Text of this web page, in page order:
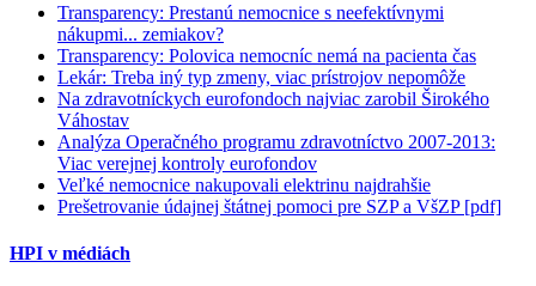
Transparency: Prestanú nemocnice s neefektívnymi
nákupmi... zemiakov?
Transparency: Polovica nemocníc nemá na pacienta čas
Lekár: Treba iný typ zmeny, viac prístrojov nepomôže
Na zdravotníckych eurofondoch najviac zarobil Širokého
Váhostav
Analýza Operačného programu zdravotníctvo 2007-2013:
Viac verejnej kontroly eurofondov
Veľké nemocnice nakupovali elektrinu najdrahšie
Prešetrovanie údajnej štátnej pomoci pre SZP a VšZP [pdf]
HPI v médiách